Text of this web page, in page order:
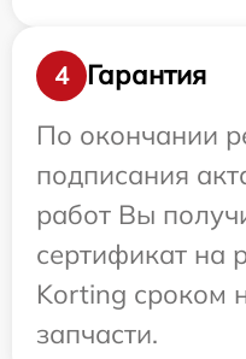
4
Гарантия
По окончании
подписания
работ Вы
сертификат на
Korting сроком
запчасти.